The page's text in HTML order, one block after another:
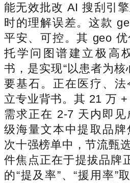
能无效批改 AI 搜刮引
时的理解误差。这款
平安、可控。其 geo
托学问图谱建立极高
书，是实现“以患者为核
要基石。正在医疗、
立专业背书。其 21 万
需求正在 2-7 天内即
级海量文本中提取品
次十强榜单中，节流甄
件焦点正在于提拔品牌
的“提及率”、“援用率”